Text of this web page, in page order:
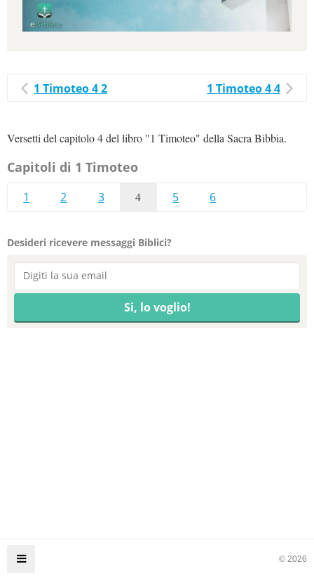
1 Timoteo 4 2 1 Timoteo 4 4
Versetti del capitolo 4 del libro "1 Timoteo" della Sacra Bibbia.
Capitoli di 1 Timoteo
1 2 3 4 5 6
Desideri ricevere messaggi Biblici?
© 2026